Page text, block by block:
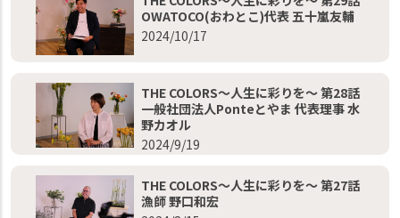
OWATOCO(おわとこ)代表 五十嵐友輔
2024/10/17
THE COLORS～人生に彩りを～ 第28話
一般社団法人Ponteとやま 代表理事 水
野カオル
2024/9/19
THE COLORS～人生に彩りを～ 第27話
漁師 野口和宏